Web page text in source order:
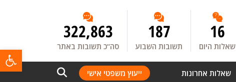
16
שאלות היום
187
תשובות השבוע
322,863
סה”כ תשובות באתר
שאלות אחרונות ייעוץ משפטי אישי